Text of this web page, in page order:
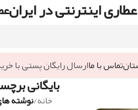
اینترنتی در ایران
تماس با ماارسال رایگان پستی با
بایگانی
خانه/نوشته